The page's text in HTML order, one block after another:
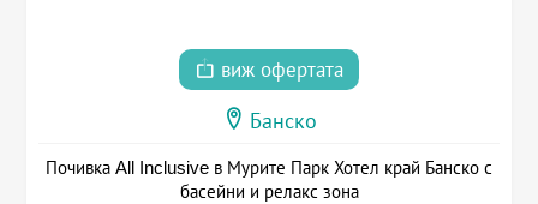
виж офертата
Банско
Почивка All Inclusive в Мурите Парк Хотел край Банско с
басейни и релакс зона